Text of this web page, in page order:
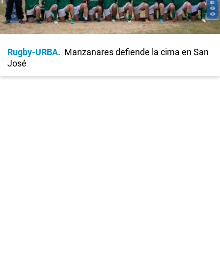
Rugby-URBA
Manzanares defiende la cima en San
José